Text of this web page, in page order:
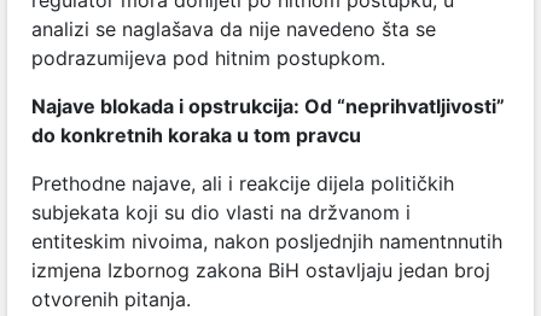
analizi se naglašava da nije navedeno šta se
podrazumijeva pod hitnim postupkom.
Najave blokada i opstrukcija: Od “neprihvatljivosti”
do konkretnih koraka u tom pravcu
Prethodne najave, ali i reakcije dijela političkih
subjekata koji su dio vlasti na držvanom i
entiteskim nivoima, nakon posljednjih namentnnutih
izmjena Izbornog zakona BiH ostavljaju jedan broj
otvorenih pitanja.